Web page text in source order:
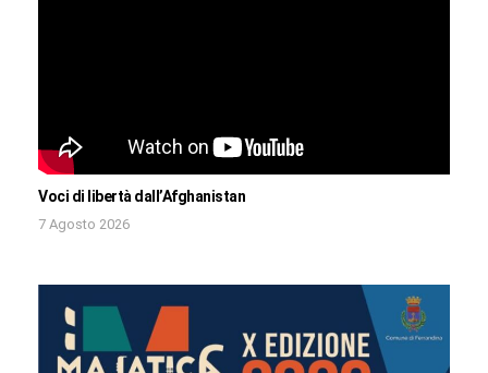
Voci di libertà dall’Afghanistan
7 Agosto 2026